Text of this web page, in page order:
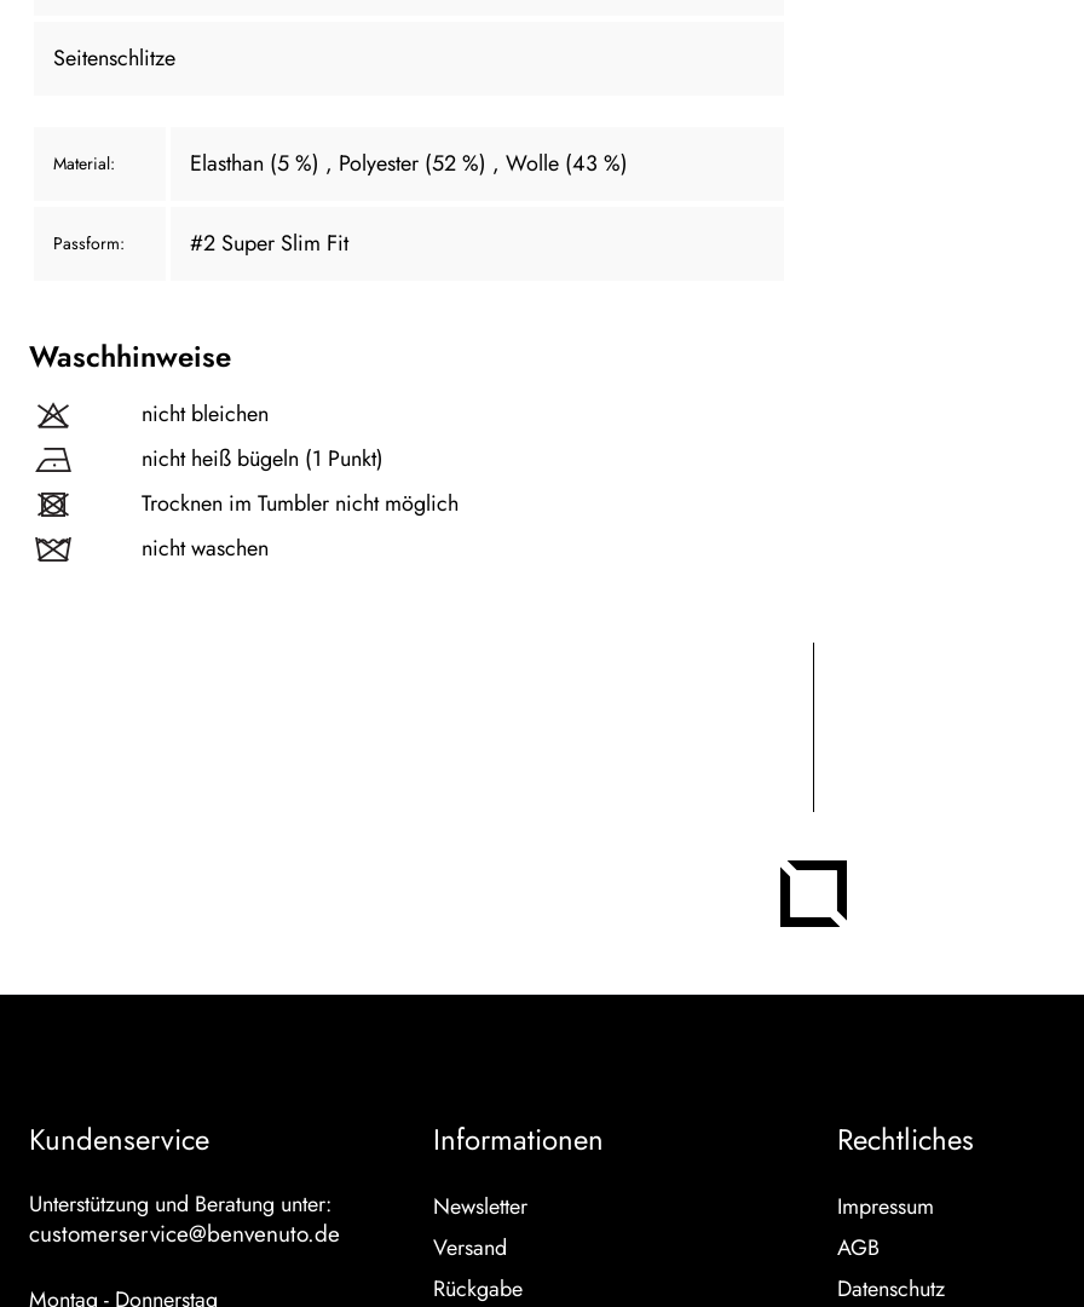
Seitenschlitze
Material: Elasthan (5 %) , Polyester (52 %) , Wolle (43 %)
Passform: #2 Super Slim Fit
Waschhinweise
nicht bleichen
nicht heiß bügeln (1 Punkt)
Trocknen im Tumbler nicht möglich
nicht waschen
Kundenservice
Unterstützung und Beratung unter:
customerservice@benvenuto.de
Montag - Donnerstag
Informationen
Newsletter
Versand
Rückgabe
Rechtliches
Impressum
AGB
Datenschutz